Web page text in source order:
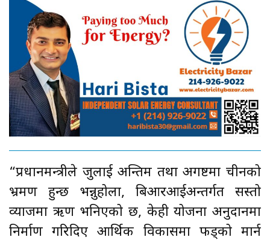
“प्रधानमन्त्रीले जुलाई अन्तिम तथा अगष्टमा चीनको
भ्रमण हुन्छ भन्नुहोला, बिआरआईअन्तर्गत सस्तो
व्याजमा ऋण भनिएको छ, केही योजना अनुदानमा
निर्माण गरिदिए आर्थिक विकासमा फड्को मार्न